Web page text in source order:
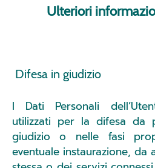
Ulteriori
Difesa in giudizio
I Dati Personali
utilizzati per la difesa da
giudizio o nelle fasi
eventuale instaurazione, da